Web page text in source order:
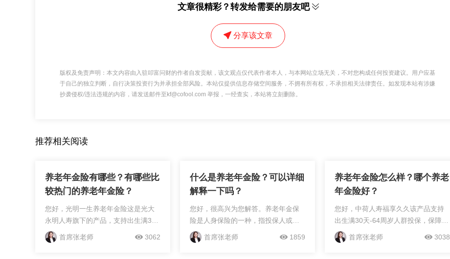
文章很精彩？转发给需要的朋友吧
分享该文章
版权及免责声明：本文内容由入驻叩富问财的作者自发贡献，该文观点仅代表作者本人，与本网站立场无关，不对您构成任何投资建议。用户应基
于自己的独立判断，自行决策投资行为并承担全部风险。本站仅提供信息存储空间服务，不拥有所有权，不承担相关法律责任。如发现本站有涉嫌
抄袭侵权/违法违规的内容，请发送邮件至kf@cofool.com 举报，一经查实，本站将立刻删除。
推荐相关阅读
养老年金险有哪些？有哪些比
较热门的养老年金险？
您好，光明一生养老年金险这是光大
永明人寿旗下的产品，支持出生满30
天-60周岁人群投保。保费起投要求
是，月交最低500元，年交最低5000
首席张老师 3062
什么是养老年金险？可以详细
解释一下吗？
您好，很高兴为您解答。养老年金保
险是人身保险的一种，指投保人或被
保险人趸交或期交保费，保险公司则
可以被保险人生存作为条件，按照
首席张老师 1859
养老年金险怎么样？哪个养老
年金险好？
您好，中荷人寿福享久久该产品支持
出生满30天-64周岁人群投保，保障终
身，首次领取时间可选55岁（女）、
60岁、65岁。该产品的亮点在于可保
首席张老师 3038